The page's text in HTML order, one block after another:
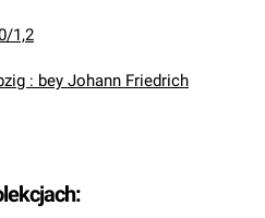
1,2
: bey Johann Friedrich